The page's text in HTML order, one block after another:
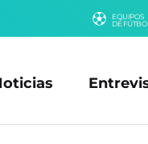
EQUIPOS
DE FÚTBOL